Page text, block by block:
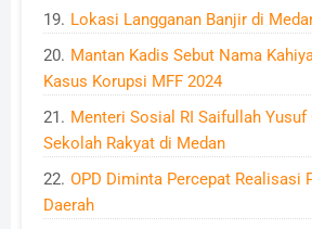
Lokasi Langganan Banjir di
Mantan Kadis Sebut Nama
Kasus Korupsi MFF 2024
Menteri Sosial RI Saifullah Yusuf
Sekolah Rakyat di Medan
OPD Diminta Percepat Realisasi
Daerah